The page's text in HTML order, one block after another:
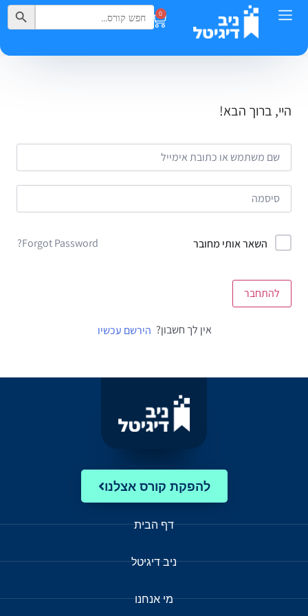
0
Search
for:
Search Button
היי, ברוך הבא!
השאר אותי מחובר Forgot Password?
להתחבר
אין לך חשבון? הירשם עכשיו
להפקת קורס אצלנו
דף הבית
ניב דיגיטל
מי אנחנו